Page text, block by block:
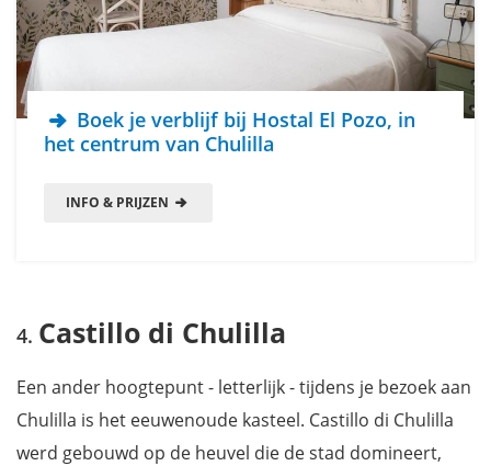
Boek je verblijf bij Hostal El Pozo, in
het centrum van Chulilla
INFO & PRIJZEN
Castillo di Chulilla
Een ander hoogtepunt - letterlijk - tijdens je bezoek aan
Chulilla is het eeuwenoude kasteel. Castillo di Chulilla
werd gebouwd op de heuvel die de stad domineert,